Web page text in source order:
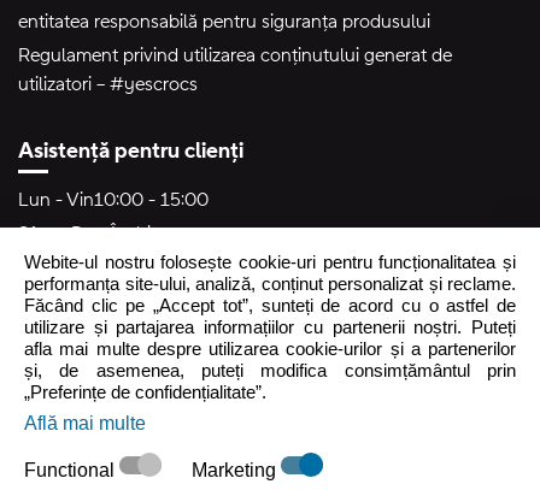
entitatea responsabilă pentru siguranța produsului
Regulament privind utilizarea conținutului generat de
utilizatori – #yescrocs
Asistență pentru clienți
Lun - Vin10:00 - 15:00
Sâm - DumÎnchis
crocs.ro@intersocks.pl
40
Webite-ul nostru folosește cookie-uri pentru funcționalitatea și
performanța site-ului, analiză, conținut personalizat și reclame.
Făcând clic pe „Accept tot”, sunteți de acord cu o astfel de
utilizare și partajarea informațiilor cu partenerii noștri. Puteți
afla mai multe despre utilizarea cookie-urilor și a partenerilor
și, de asemenea, puteți modifica consimțământul prin
„Preferințe de confidențialitate”.
Află mai multe
Functional Marketing